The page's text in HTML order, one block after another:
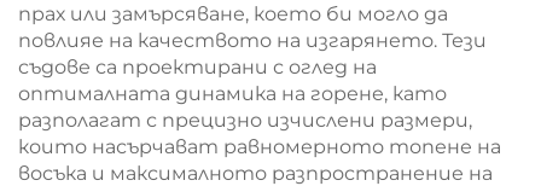
прах или замърсяване, което би могло да
повлияе на качеството на изгарянето. Тези
съдове са проектирани с оглед на
оптималната динамика на горене, като
разполагат с прецизно изчислени размери,
които насърчават равномерното топене на
восъка и максималното разпространение на